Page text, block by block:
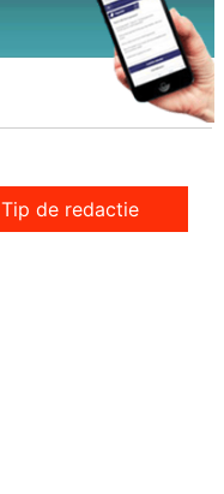
Tip de redactie